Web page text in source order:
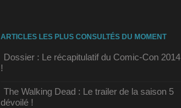
ARTICLES LES PLUS CONSULTÉS DU MOMENT
Dossier : Le récapitulatif du Comic-Con 2014
!
The Walking Dead : Le trailer de la saison 5
dévoilé !